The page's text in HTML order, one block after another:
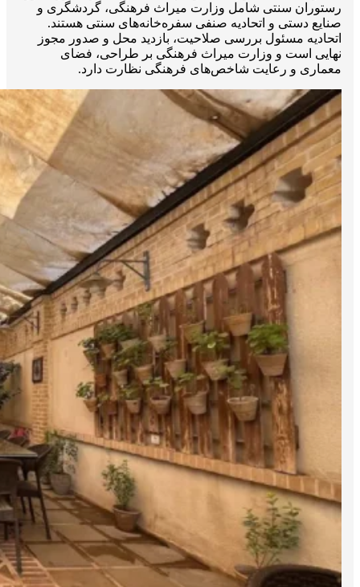
رستوران سنتی شامل وزارت میراث فرهنگی، گردشگری و
صنایع دستی و اتحادیه صنفی سفره‌خانه‌های سنتی هستند.
اتحادیه مسئول بررسی صلاحیت، بازدید محل و صدور مجوز
نهایی است و وزارت میراث فرهنگی بر طراحی، فضای
معماری و رعایت شاخص‌های فرهنگی نظارت دارد.